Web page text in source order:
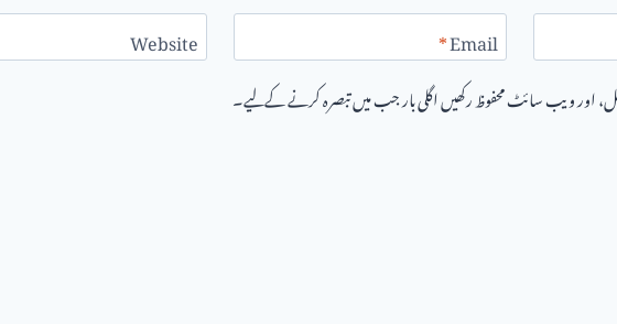
Email
*
Website
اور ویب سائٹ محفوظ رکھیں اگلی بار جب میں تبصرہ کرنے کےلیے۔